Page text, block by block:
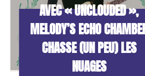
AVEC « UNCLOUDED »,
MELODY’S ECHO
CHASSE (UN PEU) LES
NUAGES